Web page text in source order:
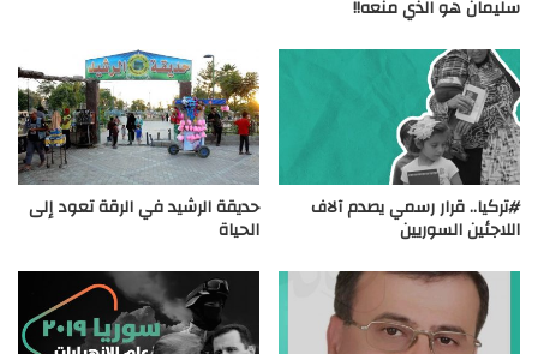
سليمان هو الذي منعه!!
#تركيا.. قرار رسمي يصدم آلاف
اللاجئين السوريين
حديقة الرشيد في الرقة تعود إلى
الحياة